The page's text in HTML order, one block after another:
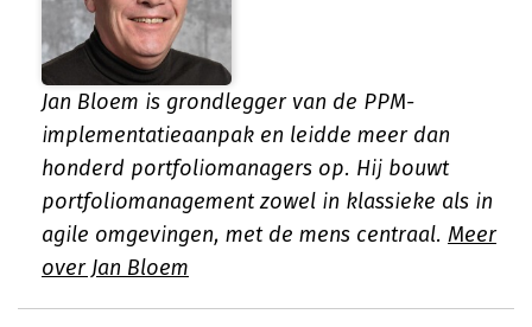
Jan Bloem is grondlegger van de PPM-
implementatieaanpak en leidde meer dan
honderd portfoliomanagers op. Hij bouwt
portfoliomanagement zowel in klassieke als in
agile omgevingen, met de mens centraal. Meer
over Jan Bloem